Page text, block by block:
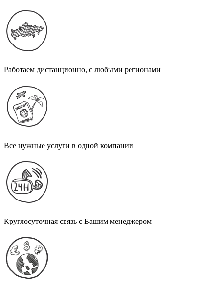
Работаем дистанционно, с любыми регионами
Все нужные услуги в одной компании
Круглосуточная связь с Вашим менеджером